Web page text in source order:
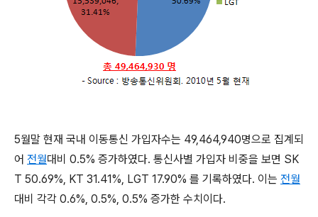
5월말 현재 국내 이동통신 가입자수는 49,464,940명으로 집계되
어 전월대비 0.5% 증가하였다. 통신사별 가입자 비중을 보면 SK
T 50.69%, KT 31.41%, LGT 17.90% 를 기록하였다. 이는 전월
대비 각각 0.6%, 0.5%, 0.5% 증가한 수치이다.